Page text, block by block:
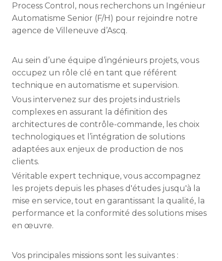
Process Control, nous recherchons un Ingénieur
Automatisme Senior (F/H) pour rejoindre notre
agence de Villeneuve d’Ascq.
Au sein d’une équipe d’ingénieurs projets, vous
occupez un rôle clé en tant que référent
technique en automatisme et supervision.
Vous intervenez sur des projets industriels
complexes en assurant la définition des
architectures de contrôle-commande, les choix
technologiques et l’intégration de solutions
adaptées aux enjeux de production de nos
clients.
Véritable expert technique, vous accompagnez
les projets depuis les phases d'études jusqu'à la
mise en service, tout en garantissant la qualité, la
performance et la conformité des solutions mises
en œuvre.
Vos principales missions sont les suivantes :